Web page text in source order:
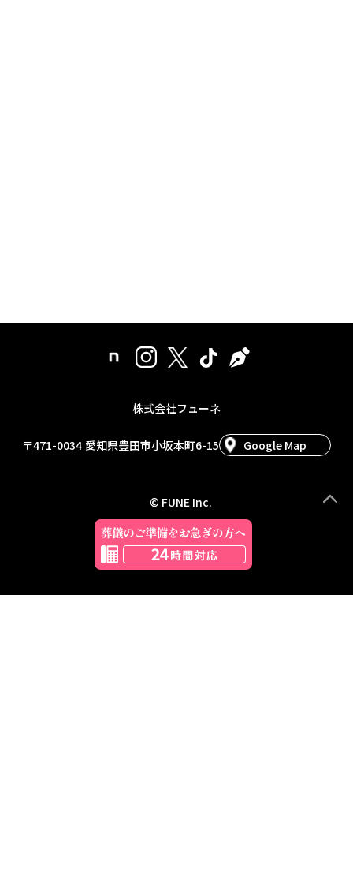
株式会社フューネ
〒471-0034 愛知県豊田市小坂本町6-15 Google Map
© FUNE Inc.